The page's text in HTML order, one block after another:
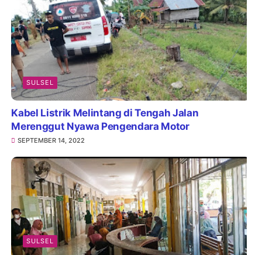
SULSEL
Kabel Listrik Melintang di Tengah Jalan
Merenggut Nyawa Pengendara Motor
SEPTEMBER 14, 2022
SULSEL